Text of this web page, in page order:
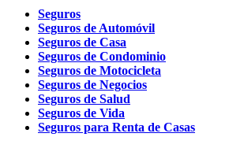
Seguros
Seguros de Automóvil
Seguros de Casa
Seguros de Condominio
Seguros de Motocicleta
Seguros de Negocios
Seguros de Salud
Seguros de Vida
Seguros para Renta de Casas